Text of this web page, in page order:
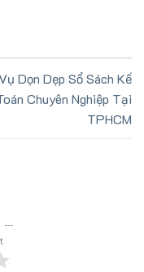
Dọn Dẹp Sổ Sách Kế
Chuyên Nghiệp Tại
TPHCM